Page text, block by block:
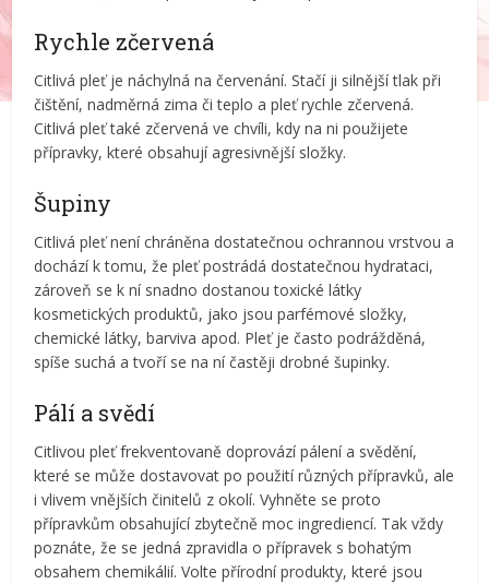
Rychle zčervená
Citlivá pleť je náchylná na červenání. Stačí ji silnější tlak při
čištění, nadměrná zima či teplo a pleť rychle zčervená.
Citlivá pleť také zčervená ve chvíli, kdy na ni použijete
přípravky, které obsahují agresivnější složky.
Šupiny
Citlivá pleť není chráněna dostatečnou ochrannou vrstvou a
dochází k tomu, že pleť postrádá dostatečnou hydrataci,
zároveň se k ní snadno dostanou toxické látky
kosmetických produktů, jako jsou parfémové složky,
chemické látky, barviva apod. Pleť je často podrážděná,
spíše suchá a tvoří se na ní častěji drobné šupinky.
Pálí a svědí
Citlivou pleť frekventovaně doprovází pálení a svědění,
které se může dostavovat po použití různých přípravků, ale
i vlivem vnějších činitelů z okolí. Vyhněte se proto
přípravkům obsahující zbytečně moc ingrediencí. Tak vždy
poznáte, že se jedná zpravidla o přípravek s bohatým
obsahem chemikálií. Volte přírodní produkty, které jsou